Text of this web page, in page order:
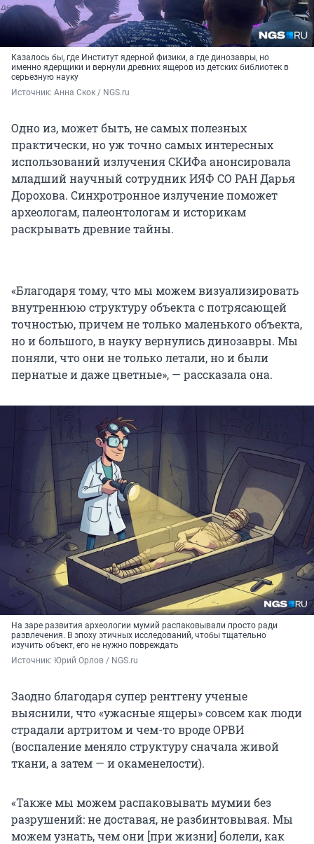
Казалось бы, где Институт ядерной физики, а где динозавры, но
именно ядерщики и вернули древних ящеров из детских библиотек в
серьезную науку
Источник: Анна Скок / NGS.ru
Одно из, может быть, не самых полезных
практически, но уж точно самых интересных
использований излучения СКИФа анонсировала
младший научный сотрудник ИЯФ СО РАН Дарья
Дорохова. Синхротронное излучение поможет
археологам, палеонтологам и историкам
раскрывать древние тайны.
«Благодаря тому, что мы можем визуализировать
внутреннюю структуру объекта с потрясающей
точностью, причем не только маленького объекта,
но и большого, в науку вернулись динозавры. Мы
поняли, что они не только летали, но и были
пернатые и даже цветные», — рассказала она.
На заре развития археологии мумий распаковывали просто ради
развлечения. В эпоху этичных исследований, чтобы тщательно
изучить объект, его не нужно повреждать
Источник: Юрий Орлов / NGS.ru
Заодно благодаря супер рентгену ученые
выяснили, что «ужасные ящеры» совсем как люди
страдали артритом и чем-то вроде ОРВИ
(воспаление меняло структуру сначала живой
ткани, а затем — и окаменелости).
«Также мы можем распаковывать мумии без
разрушений: не доставая, не разбинтовывая. Мы
можем узнать, чем они [при жизни] болели, как